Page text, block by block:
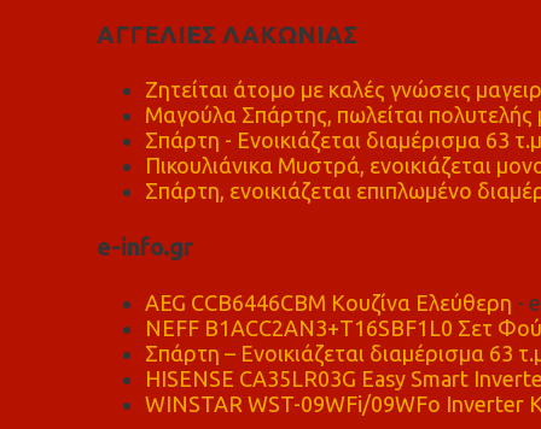
ΑΓΓΕΛΙΕΣ ΛΑΚΩΝΙΑΣ
Ζητείται άτομο με καλές γνώσεις
Μαγούλα Σπάρτης, πωλείται πολυτελής
Σπάρτη - Ενοικιάζεται διαμέρισμα 63 τ.μ
Πικουλιάνικα Μυστρά, ενοικιάζεται
Σπάρτη, ενοικιάζεται επιπλωμένο
e-info.gr
AEG CCB6446CBM Κουζίνα Ελεύθερη -
NEFF B1ACC2AN3+T16SBF1L0 Σετ
Σπάρτη – Ενοικιάζεται διαμέρισμα 63
HISENSE CA35LR03G Easy Smart
WINSTAR WST-09WFi/09WFo Inverter